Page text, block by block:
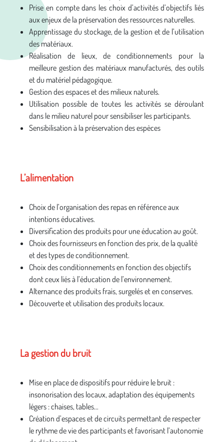
Prise en compte dans les choix d’activités d’objectifs liés
aux enjeux de la préservation des ressources naturelles.
Apprentissage du stockage, de la gestion et de l’utilisation
des matériaux.
Réalisation de lieux, de conditionnements pour la
meilleure gestion des matériaux manufacturés, des outils
et du matériel pédagogique.
Gestion des espaces et des milieux naturels.
Utilisation possible de toutes les activités se déroulant
dans le milieu naturel pour sensibiliser les participants.
Sensibilisation à la préservation des espèces
L’alimentation
Choix de l’organisation des repas en référence aux
intentions éducatives.
Diversification des produits pour une éducation au goût.
Choix des fournisseurs en fonction des prix, de la qualité
et des types de conditionnement.
Choix des conditionnements en fonction des objectifs
dont ceux liés à l’éducation de l’environnement.
Alternance des produits frais, surgelés et en conserves.
Découverte et utilisation des produits locaux.
La gestion du bruit
Mise en place de dispositifs pour réduire le bruit :
insonorisation des locaux, adaptation des équipements
légers : chaises, tables...
Création d’espaces et de circuits permettant de respecter
le rythme de vie des participants et favorisant l’autonomie